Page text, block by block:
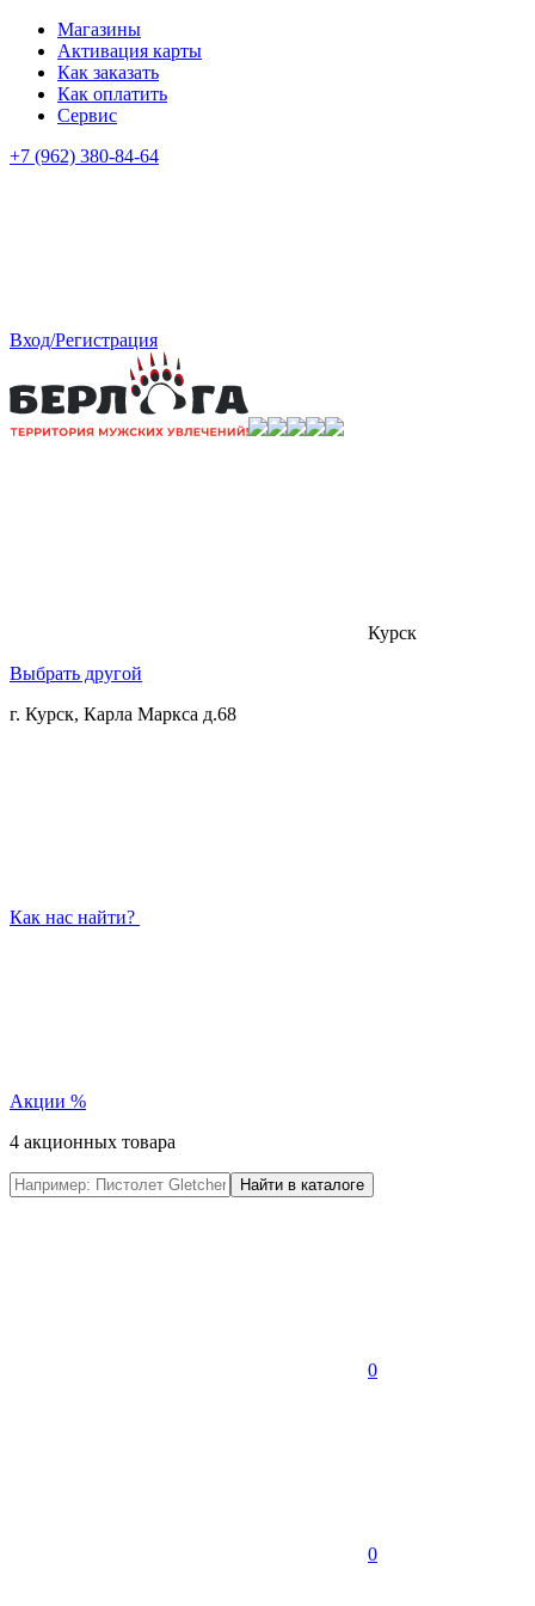
Магазины
Активация карты
Как заказать
Как оплатить
Сервис
+7 (962) 380-84-64
Вход/Регистрация
Курск
Выбрать другой
г. Курск, Карла Маркса д.68
Как нас найти?
Акции %
4 акционных товара
0
0